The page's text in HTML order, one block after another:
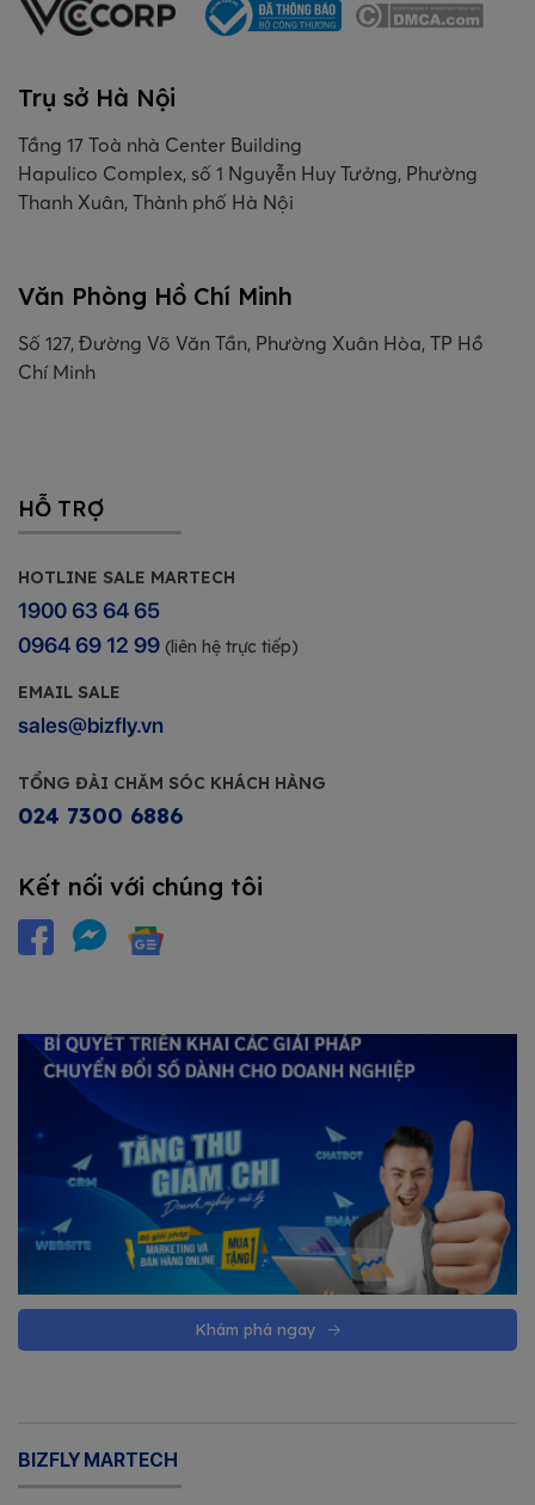
Trụ sở Hà Nội
Tầng 17 Toà nhà Center Building
Hapulico Complex, số 1 Nguyễn Huy Tưởng, Phường
Thanh Xuân, Thành phố Hà Nội
Văn Phòng Hồ Chí Minh
Số 127, Đường Võ Văn Tần, Phường Xuân Hòa, TP Hồ
Chí Minh
HỖ TRỢ
HOTLINE SALE MARTECH
1900 63 64 65
0964 69 12 99 (liên hệ trực tiếp)
EMAIL SALE
sales@bizfly.vn
TỔNG ĐÀI CHĂM SÓC KHÁCH HÀNG
024 7300 6886
Kết nối với chúng tôi
Khám phá ngay
BIZFLY MARTECH